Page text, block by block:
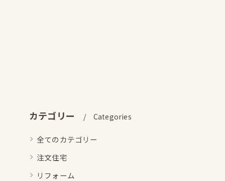
カテゴリー Categories
全てのカテゴリー
注文住宅
リフォーム